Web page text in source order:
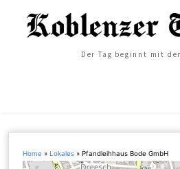
Der Tag beginnt mit
Home »Lokales »Pfandleihhaus Bode GmbH